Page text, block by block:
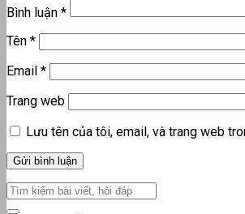
Bình luận *
Tên *
Email *
Trang web
Lưu tên của tôi, email, và trang web